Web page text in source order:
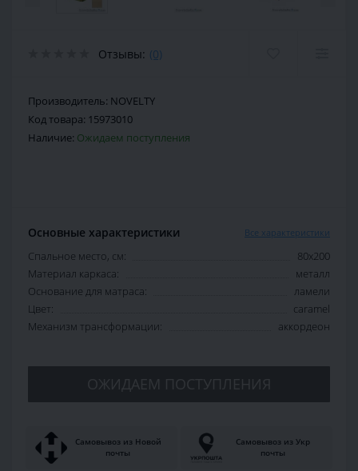
Отзывы: (0)
Производитель: NOVELTY
Код товара: 15973010
Наличие: Ожидаем поступления
Основные характеристики Все характеристики
Спальное место, см:
80х200
Материал каркаса:
металл
Основание для матраса:
ламели
Цвет:
caramel
Механизм трансформации:
аккордеон
ОЖИДАЕМ ПОСТУПЛЕНИЯ
Самовывоз из Новой
почты
Самовывоз из Укр
почты